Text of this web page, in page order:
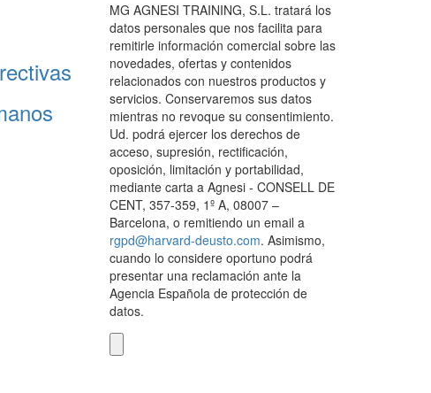
MG AGNESI TRAINING, S.L. tratará los
datos personales que nos facilita para
remitirle información comercial sobre las
novedades, ofertas y contenidos
relacionados con nuestros productos y
servicios. Conservaremos sus datos
mientras no revoque su consentimiento.
Ud. podrá ejercer los derechos de
acceso, supresión, rectificación,
oposición, limitación y portabilidad,
mediante carta a Agnesi - CONSELL DE
CENT, 357-359, 1º A, 08007 –
Barcelona, o remitiendo un email a
rgpd@harvard-deusto.com. Asimismo,
cuando lo considere oportuno podrá
presentar una reclamación ante la
Agencia Española de protección de
datos.